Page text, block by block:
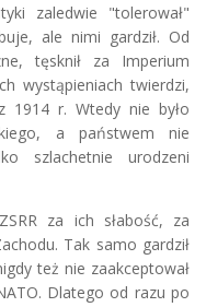
zaledwie "tolerował"
ale nimi gardził. Od
tęsknił za Imperium
wystąpieniach twierdzi,
1914 r. Wtedy nie było
a państwem nie
szlachetnie urodzeni
za ich słabość, za
Tak samo gardził
też nie zaakceptował
Dlatego od razu po